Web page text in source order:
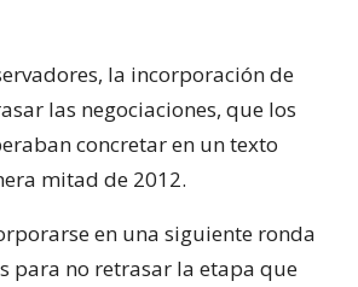
la incorporación de
las negociaciones, que los
concretar en un texto
mitad de 2012.
en una siguiente ronda
para no retrasar la etapa que